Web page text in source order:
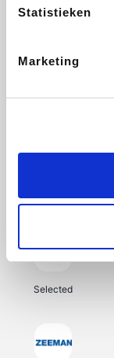
Statistieken
Marketing
CheapTickets.be
Samsung
Selected